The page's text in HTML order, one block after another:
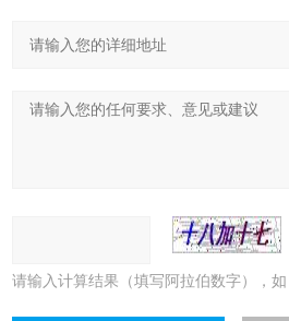
请输入计算结果（填写阿拉伯数字），